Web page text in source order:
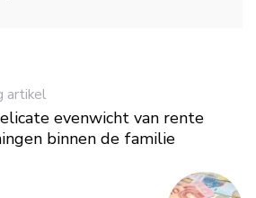
artikel
evenwicht van rente
binnen de familie